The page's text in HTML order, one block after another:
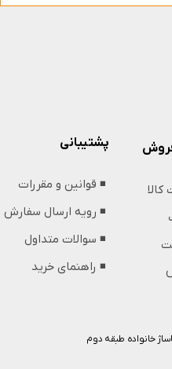
خانواده طبقه دوم
پشتیبانی
◾️ قوانین و مقررات
◾️ رویه ارسال سفارش
◾️ سوالات متداول
◾️ راهنمای خرید
کالا